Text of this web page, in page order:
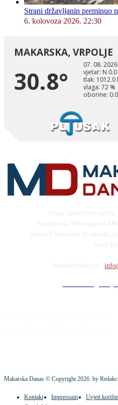
Strani državljanin preminuo
6. kolovoza 2026. 22:30
Makarska Danas © Copyright2026. by
Kontakt Impressum Uvjeti